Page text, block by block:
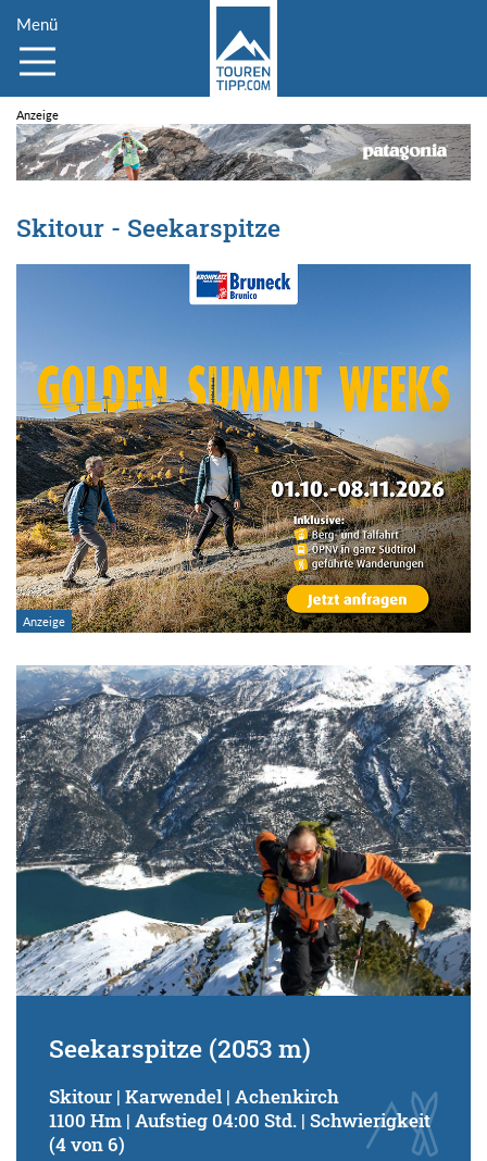
Menü
Skitour - Seekarspitze
Seekarspitze (2053 m)
Skitour | Karwendel | Achenkirch
1100 Hm | Aufstieg 04:00 Std. | Schwierigkeit
(4 von 6)